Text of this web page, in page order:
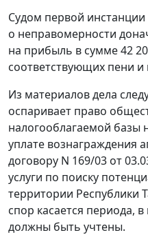
Судом первой
о неправомерности
на прибыль в сумме 42
соответствующих пени
Из материалов дела
оспаривает право
налогооблагаемой базы
уплате вознаграждения
договору N 169/03 от
услуги по поиску
территории Республики
спор касается периода,
должны быть учтены.